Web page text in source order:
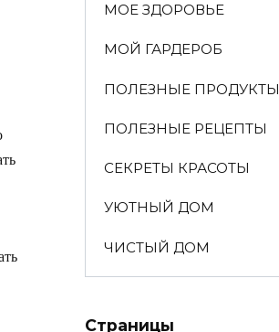
МОЕ ЗДОРОВЬЕ
МОЙ ГАРДЕРОБ
ПОЛЕЗНЫЕ ПРОДУКТЫ
ПОЛЕЗНЫЕ РЕЦЕПТЫ
СЕКРЕТЫ КРАСОТЫ
УЮТНЫЙ ДОМ
ЧИСТЫЙ ДОМ
Страницы